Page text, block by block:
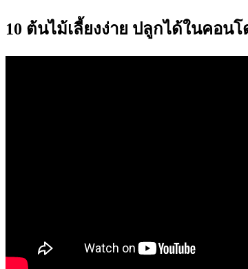
10 ต้นไม้เลี้ยงง่าย ปลูกได้ในคอน